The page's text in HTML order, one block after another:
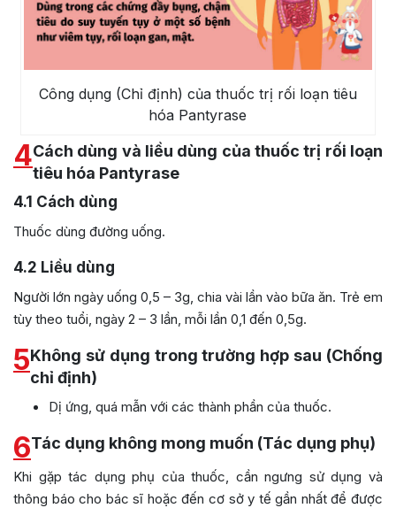
Công dụng (Chỉ định) của thuốc trị rối loạn tiêu
hóa Pantyrase
4Cách dùng và liều dùng của thuốc trị rối loạn
tiêu hóa Pantyrase
4.1 Cách dùng
Thuốc dùng đường uống.
4.2 Liều dùng
Người lớn ngày uống 0,5 – 3g, chia vài lần vào bữa ăn. Trẻ em
tùy theo tuổi, ngày 2 – 3 lần, mỗi lần 0,1 đến 0,5g.
5Không sử dụng trong trường hợp sau (Chống
chỉ định)
Dị ứng, quá mẫn với các thành phần của thuốc.
6Tác dụng không mong muốn (Tác dụng phụ)
Khi gặp tác dụng phụ của thuốc, cần ngưng sử dụng và
thông báo cho bác sĩ hoặc đến cơ sở y tế gần nhất để được